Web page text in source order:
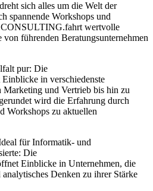
sich alles um die Welt der
spannende Workshops und
CONSULTING.fahrt wertvolle
führenden Beratungsunternehmen
pur: Die
in verschiedenste
Marketing und Vertrieb bis hin zu
wird die Erfahrung durch
Workshops zu aktuellen
für Informatik- und
Die
Einblicke in Unternehmen, die
Denken zu ihrer Stärke